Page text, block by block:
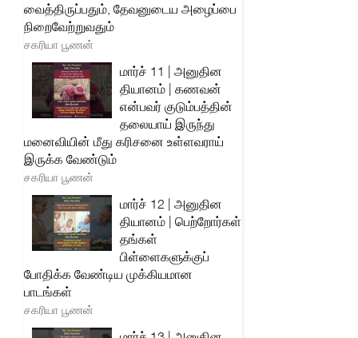
வைத்திருப்பதும், தேவனுடைய அழைப்பை
நிறைவேற்றுவதும்
சகரியா பூணன்
மார்ச் 11 | அனுதின
தியானம் | கணவன்
என்பவர் குடும்பத்தின்
தலையாய் இருந்து
மனைவியின் மீது கரிசனை உள்ளவராய்
இருக்க வேண்டும்
சகரியா பூணன்
மார்ச் 12 | அனுதின
தியானம் | பெற்றோர்கள்
தங்கள்
பிள்ளைகளுக்குப்
போதிக்க வேண்டிய முக்கியமான
பாடங்கள்
சகரியா பூணன்